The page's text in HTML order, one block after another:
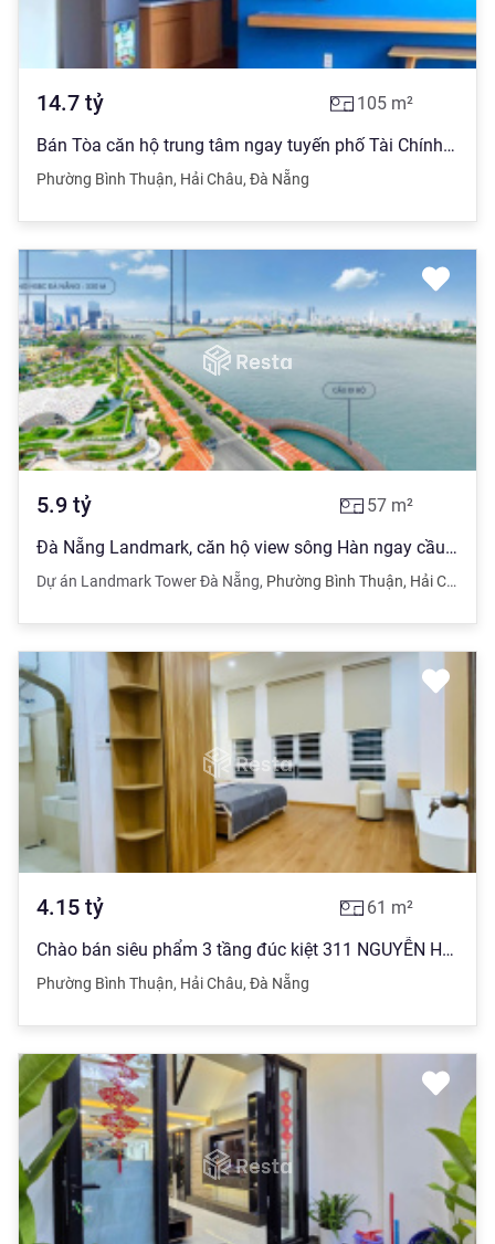
14.7 tỷ 105 m²
Bán Tòa căn hộ trung tâm ngay tuyến phố Tài Chính Nguyễn Văn Linh
Phường Bình Thuận, Hải Châu, Đà Nẵng
5.9 tỷ 57 m²
Đà Nẵng Landmark, căn hộ view sông Hàn ngay cầu Rồng và công viên APEC, nhận đặt chỗ ngay hôm nay
Dự án Landmark Tower Đà Nẵng, Phường Bình Thuận, Hải Châu
4.15 tỷ 61 m²
Chào bán siêu phẩm 3 tầng đúc kiệt 311 NGUYỄN HOÀNG - P Bình Hiên - Q Hải Châu - TP Đà Nẵng
Phường Bình Thuận, Hải Châu, Đà Nẵng